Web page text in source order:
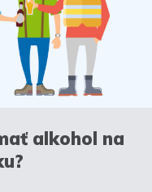
alkohol na